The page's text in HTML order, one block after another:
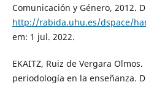
Comunicación y Género, 2012.
http://rabida.uhu.es/dspace/
em: 1 jul. 2022.
EKAITZ, Ruiz de Vergara
periodología en la enseñanza.